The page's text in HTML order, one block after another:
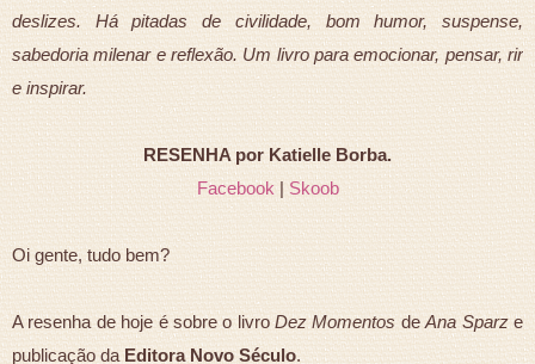
deslizes. Há pitadas de civilidade, bom humor, suspense,
sabedoria milenar e reflexão. Um livro para emocionar, pensar, rir
e inspirar.
RESENHA por Katielle Borba.
Facebook|Skoob
Oi gente, tudo bem?
A resenha de hoje é sobre o livroDez MomentosdeAna Sparze
publicação daEditora Novo Século.